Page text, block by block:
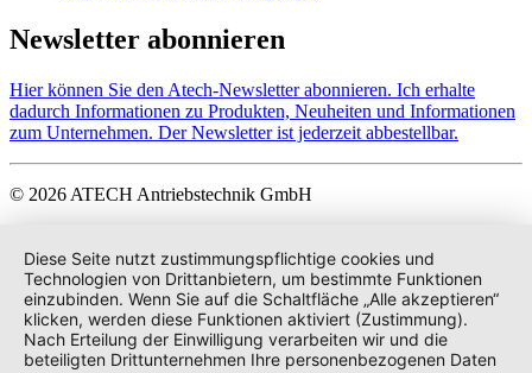
Newsletter abonnieren
Hier können Sie den Atech-Newsletter abonnieren. Ich erhalte
dadurch Informationen zu Produkten, Neuheiten und Informationen
zum Unternehmen. Der Newsletter ist jederzeit abbestellbar.
© 2026 ATECH Antriebstechnik GmbH
Diese Seite nutzt zustimmungspflichtige cookies und
Technologien von Drittanbietern, um bestimmte Funktionen
einzubinden. Wenn Sie auf die Schaltfläche „Alle akzeptieren“
klicken, werden diese Funktionen aktiviert (Zustimmung).
Nach Erteilung der Einwilligung verarbeiten wir und die
beteiligten Drittunternehmen Ihre personenbezogenen Daten